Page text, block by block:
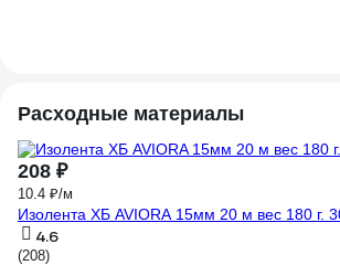
Расходные материалы
208 ₽
10.4 ₽/м
Изолента ХБ AVIORA 15мм 20 м вес 180 г.
4.6
(208)